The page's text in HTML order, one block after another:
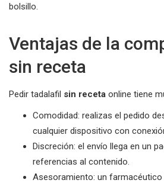
bolsillo.
Ventajas de la
sin receta
Pedir tadalafil sin receta online tiene
Comodidad: realizas el pedido
cualquier dispositivo con
Discreción: el envío llega en un
referencias al contenido.
Asesoramiento: un